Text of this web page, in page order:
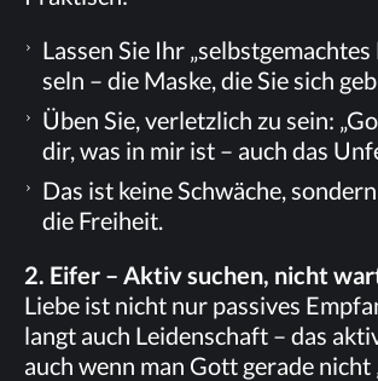
Las­sen Sie Ihr
seln – die Mas­ke, die Sie sich
Üben Sie, ver­letz­lich zu sein:
dir, was in mir ist – auch das
Das ist kei­ne Schwä­che,
die Freiheit.
2. Ei­fer – Ak­tiv su­chen, nicht
Lie­be ist nicht nur pas­si­ves
langt auch Lei­den­schaft – das
auch wenn man Gott ge­ra­de nicht